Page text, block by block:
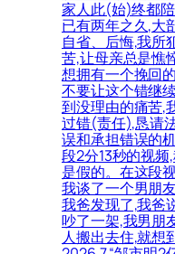
家人此(始)终都
已有两年之久,大
自省、后悔,我所
苦,让母亲总是憔
想拥有一个挽回
不要让这个错继
到没理由的痛苦,
过错(责任),恳请
误和承担错误的
段2分13秒的视
是假的。在这段
我谈了一个男朋
我爸发现了,我爸
吵了一架,我男朋
人搬出去住,就想